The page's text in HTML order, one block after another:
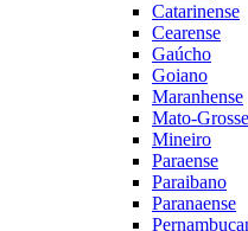
Catarinense
Cearense
Gaúcho
Goiano
Maranhense
Mato-
Mineiro
Paraense
Paraibano
Paranaense